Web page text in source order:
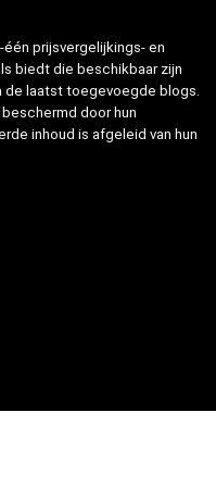
prijsvergelijkings- en
biedt die beschikbaar zijn
de laatst toegevoegde blogs.
door hun
inhoud is afgeleid van hun